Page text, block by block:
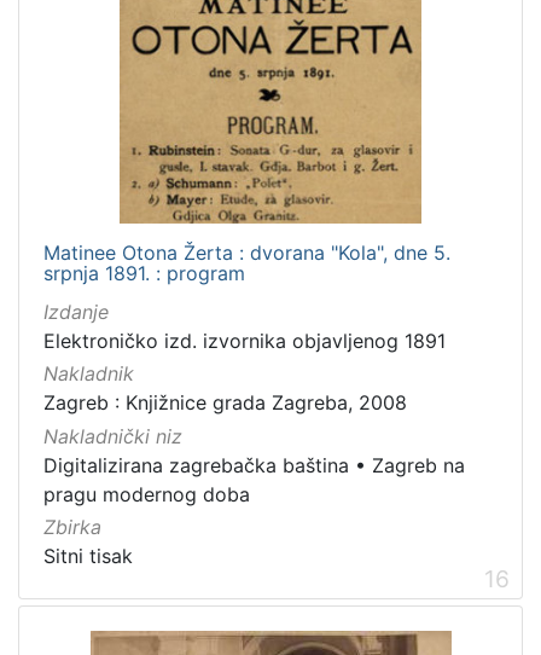
Matinee Otona Žerta : dvorana "Kola", dne 5.
srpnja 1891. : program
Izdanje
Elektroničko izd. izvornika objavljenog 1891
Nakladnik
Zagreb : Knjižnice grada Zagreba, 2008
Nakladnički niz
Digitalizirana zagrebačka baština • Zagreb na
pragu modernog doba
Zbirka
Sitni tisak
16